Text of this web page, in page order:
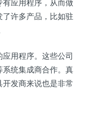
应用程序，从而做
许多产品，比如驻
用程序。这些公司
统集成商合作。真
发商来说也是非常